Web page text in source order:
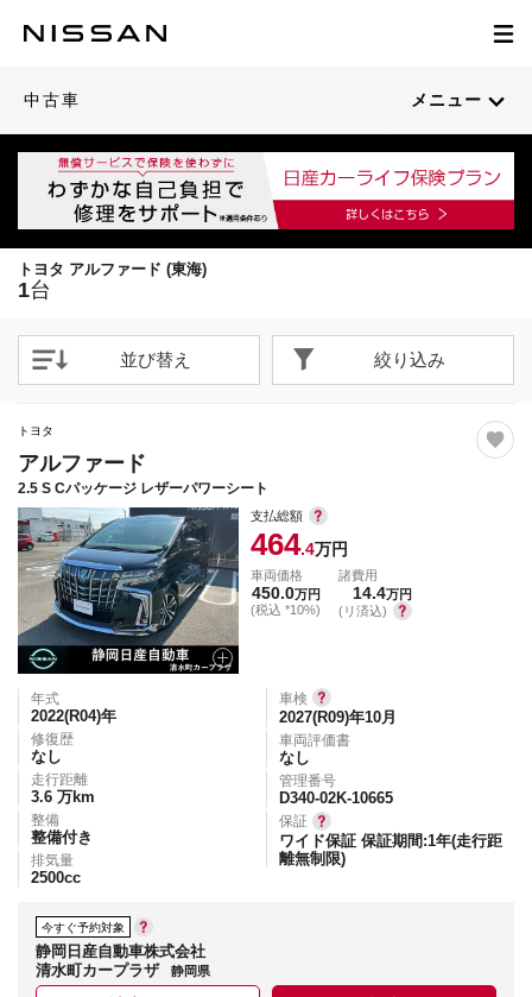
中古車 メニュー
トヨタ アルファード (東海)
1台
並び替え 絞り込み
39
閉じる
トヨタ
アルファード
2.5 S Cパッケージ レザーパワーシート
支払総額
464.4万円
車両価格
450.0万円
(税込 *10%)
諸費用
14.4万円
(リ済込)
年式
2022(R04)年
修復歴
なし
走行距離
3.6 万km
整備
整備付き
排気量
2500cc
車検
2027(R09)年10月
車両評価書
なし
管理番号
D340-02K-10665
保証
ワイド保証 保証期間:1年(走行距
離無制限)
今すぐ予約対象
静岡日産自動車株式会社
清水町カープラザ
静岡県